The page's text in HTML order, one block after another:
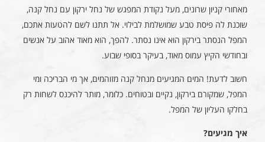
מאחורי קניון שרונים, מעל נקודת המפגש של נחל ירקון עם נחל קנה,
שוכנת לה פיסת טבע שמושלמת לבילוי. אל תתנו לשם להטעות אתכם,
המפל הנסתר בירקון הוא אינו נסתר. להפך, הוא מאוד אהוב על אנשים
ובחודשי הקיץ עמוס מאוד, בעיקר בסופי שבוע.
חשוב לדעת! המים המגיעים מנחל קנה מזוהמים, אך מי הבריכה ומי
המפל, שמקורם בירקון, נקיים ובטוחים. כלומר, מותר להיכנס לשחות רק
בחלקו העליון של המפל.
איך מגיעים?